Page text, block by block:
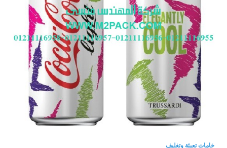
خامات تعبئة وتغليف